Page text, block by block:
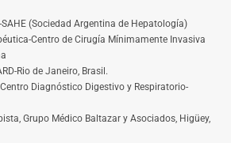
(Sociedad Argentina de Hepatología)
Centro de Cirugía Mínimamente Invasiva
Rio de Janeiro, Brasil.
Diagnóstico Digestivo y Respiratorio-
Grupo Médico Baltazar y Asociados, Higüey,